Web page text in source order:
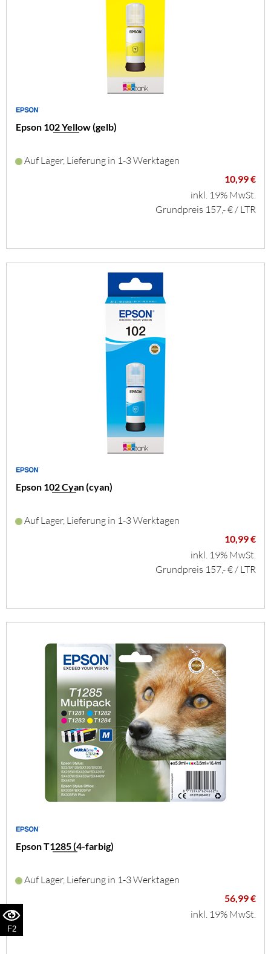
F2
Epson 102 Yellow (gelb)
Auf Lager, Lieferung in 1-3 Werktagen
10,99 €
inkl. 19% MwSt.
Grundpreis 157,- € / LTR
Epson 102 Cyan (cyan)
Auf Lager, Lieferung in 1-3 Werktagen
10,99 €
inkl. 19% MwSt.
Grundpreis 157,- € / LTR
Epson T1285 (4-farbig)
Auf Lager, Lieferung in 1-3 Werktagen
56,99 €
inkl. 19% MwSt.